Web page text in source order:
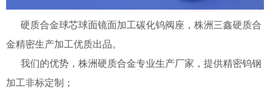
硬质合金球芯球面镜面加工碳化钨阀座，株洲三鑫硬质合
金精密生产加工优质出品。
我们的优势，株洲硬质合金专业生产厂家，提供精密钨钢
加工非标定制；